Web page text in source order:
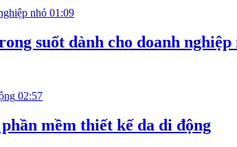
01:09
suốt dành cho doanh nghiệp
02:57
mềm thiết kế da di động